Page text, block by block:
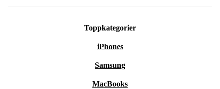
Toppkategorier
iPhones
Samsung
MacBooks